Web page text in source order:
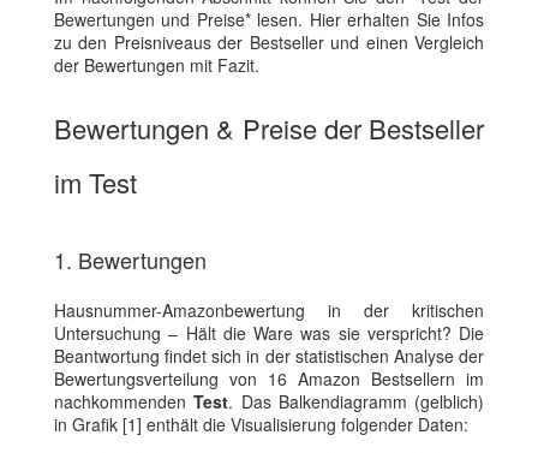
Bewertungen und Preise* lesen. Hier erhalten Sie Infos
zu den Preisniveaus der Bestseller und einen Vergleich
der Bewertungen mit Fazit.
Bewertungen & Preise der Bestseller
im Test
1. Bewertungen
Hausnummer-Amazonbewertung in der kritischen
Untersuchung – Hält die Ware was sie verspricht? Die
Beantwortung findet sich in der statistischen Analyse der
Bewertungsverteilung von 16 Amazon Bestsellern im
nachkommendenTest. Das Balkendiagramm (gelblich)
in Grafik [1] enthält die Visualisierung folgender Daten: